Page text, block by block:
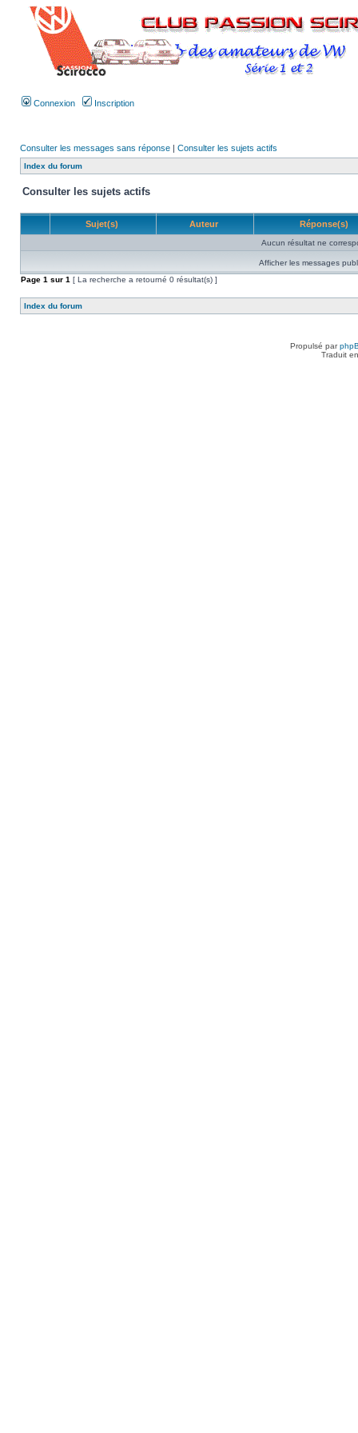
Connexion Inscription
Consulter les messages sans réponse | Consulter les sujets actifs
Index du forum
Consulter les sujets actifs
Sujet(s) Auteur Réponse(s)
Aucun résultat ne
Afficher les messages
Page 1 sur 1 [ La recherche a retourné 0 résultat(s) ]
Index du forum
Propulsé par
Traduit